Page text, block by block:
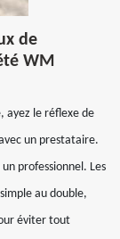
de
WM
ayez le réflexe de
un prestataire.
professionnel. Les
au double,
éviter tout